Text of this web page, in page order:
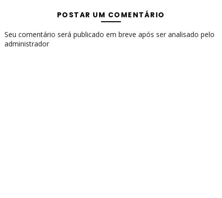
POSTAR UM COMENTÁRIO
Seu comentário será publicado em breve após ser analisado pelo
administrador